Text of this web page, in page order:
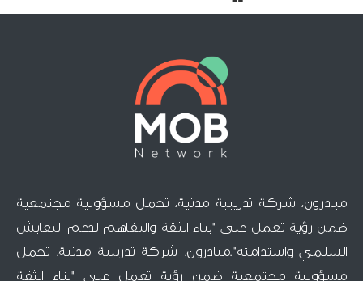
مبادرون، شركة تدريبية مدنية، تحمل مسؤولية مجتمعية
ضمن رؤية تعمل على "بناء الثقة والتفاهم لدعم التعايش
السلمي واستدامته".مبادرون، شركة تدريبية مدنية، تحمل
مسؤولية مجتمعية ضمن رؤية تعمل على "بناء الثقة